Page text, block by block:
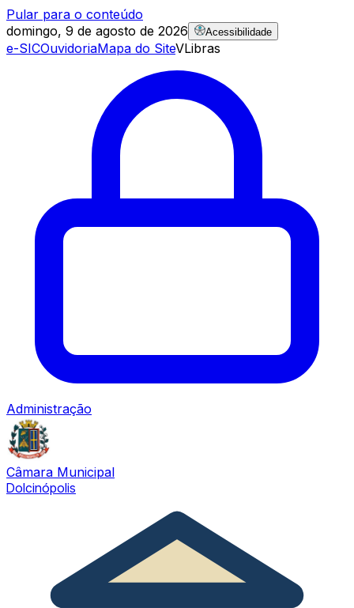
Pular para o conteúdo
domingo, 9 de agosto de 2026
Acessibilidade
e-SICOuvidoriaMapa do SiteVLibras
Administração
Câmara Municipal
Dolcinópolis